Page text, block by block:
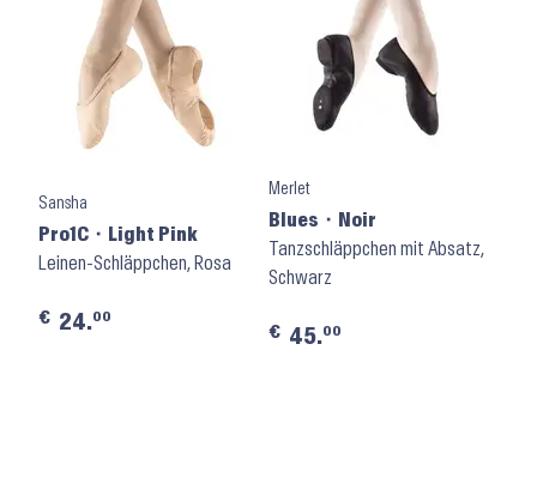
Sansha
Pro1C ⬝ Light Pink
Leinen-Schläppchen, Rosa
€ 24.00
Merlet
Blues ⬝ Noir
Tanzschläppchen mit Absatz,
Schwarz
€ 45.00